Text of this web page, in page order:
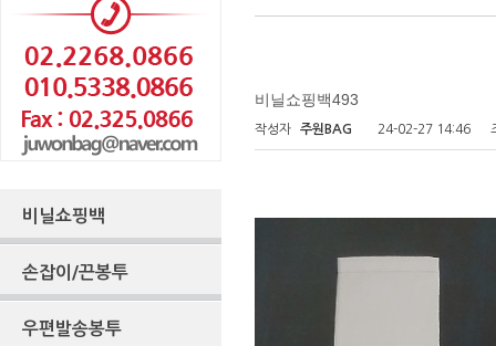
비닐쇼핑백
손잡이/끈봉투
우편발송봉투
비닐쇼핑백493
작성자 주원BAG 24-02-27 14:46